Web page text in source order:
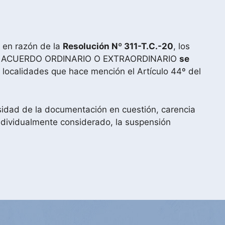
razón de la Resolución Nº 311-T.C.-20, los
ORDINARIO O EXTRAORDINARIO se
localidades que hace mención el Artículo 44º del
de la documentación en cuestión, carencia
considerado, la suspensión